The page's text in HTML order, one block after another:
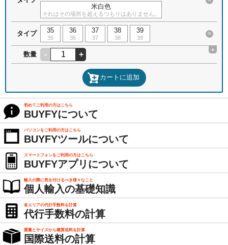
米白色
それはその場所を超えるつもりはありません。
タイプ 35
35
36
36
37
37
38
38
39
39
×
数量 - +
+
カートに追加
初めてご利用の方はこちら
BUYFYについて
パソコンをご利用の方はこちら
BUYFYツールについて
スマートフォンをご利用の方はこちら
BUYFYアプリについて
輸入の際に気を付けるべき様々なこと
個人輸入の基礎知識
各エリアの代行手数料を計算
代行手数料の計算
重量とサイズから概算送料を計算
国際送料の計算